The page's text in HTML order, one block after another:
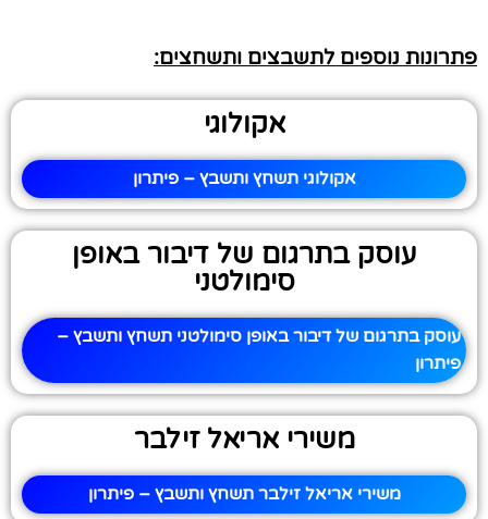
פתרונות נוספים לתשבצים ותשחצים:
אקולוגי
אקולוגי תשחץ ותשבץ – פיתרון
עוסק בתרגום של דיבור באופן
סימולטני
עוסק בתרגום של דיבור באופן סימולטני תשחץ ותשבץ –
פיתרון
משירי אריאל זילבר
משירי אריאל זילבר תשחץ ותשבץ – פיתרון